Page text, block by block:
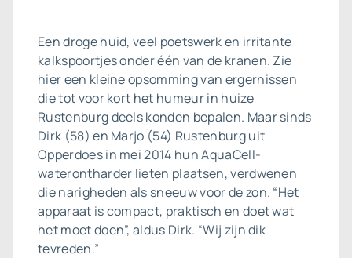
Een droge huid, veel poetswerk en irritante
kalkspoortjes onder één van de kranen. Zie
hier een kleine opsomming van ergernissen
die tot voor kort het humeur in huize
Rustenburg deels konden bepalen. Maar sinds
Dirk (58) en Marjo (54) Rustenburg uit
Opperdoes in mei 2014 hun AquaCell-
waterontharder lieten plaatsen, verdwenen
die narigheden als sneeuw voor de zon. “Het
apparaat is compact, praktisch en doet wat
het moet doen”, aldus Dirk. “Wij zijn dik
tevreden.”